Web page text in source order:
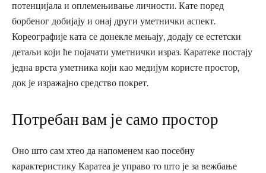
потенцијала и оплемењивање личности. Кате поред
борбеног добијају и онај други уметнички аспект.
Кореографије ката се донекле мењају, додају се естетски
детаљи који ће појачати уметнички израз. Каратеке постају
једна врста уметника који као медијум користе простор,
док је изражајно средство покрет.
Потребан вам је само простор
Оно што сам хтео да напоменем као посебну
карактеристику Каратеа је управо то што је за вежбање